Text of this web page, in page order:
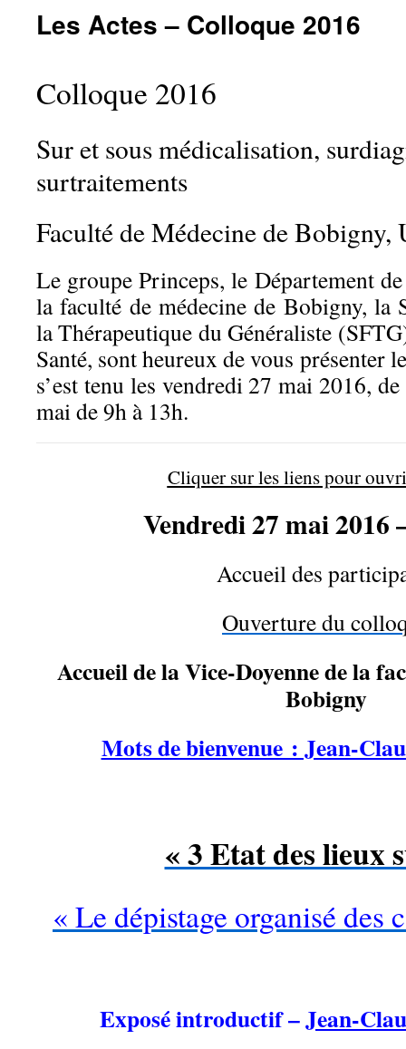
Les Actes – Colloque 2016
Colloque 2016
Sur et sous médicalisation,
surtraitements
Faculté de Médecine de Bobigny,
Le groupe Princeps, le Département
la faculté de médecine de Bobigny, la
la Thérapeutique du Généraliste
Santé, sont heureux de vous présenter
s’est tenu les vendredi 27 mai 2016,
mai de 9h à 13h.
Cliquer sur les liens pour
Vendredi 27 mai 2016
Accueil des
Ouverture du
Accueil de la Vice-Doyenne de la
Bobigny
Mots de bienvenue : Jean-
« 3 Etat des
« Le dépistage organisé des
Exposé introductif –Jean-